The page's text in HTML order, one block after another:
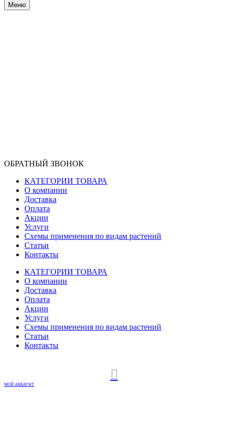
Меню
ОБРАТНЫЙ ЗВОНОК
КАТЕГОРИИ ТОВАРА
О компании
Доставка
Оплата
Акции
Услуги
Схемы применения по видам растений
Статьи
Контакты
КАТЕГОРИИ ТОВАРА
О компании
Доставка
Оплата
Акции
Услуги
Схемы применения по видам растений
Статьи
Контакты
МОЙ АККАУНТ